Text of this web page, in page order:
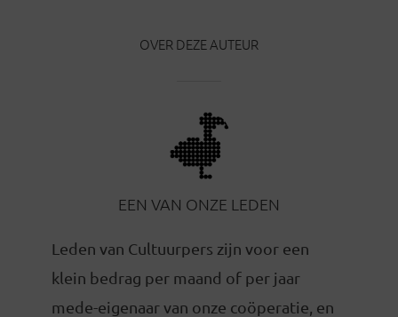
OVER DEZE AUTEUR
EEN VAN ONZE LEDEN
Leden van Cultuurpers zijn voor een
klein bedrag per maand of per jaar
mede-eigenaar van onze coöperatie, en